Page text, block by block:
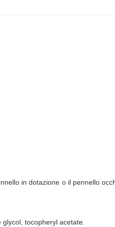
in dotazione o il pennello
tocopheryl acetate.